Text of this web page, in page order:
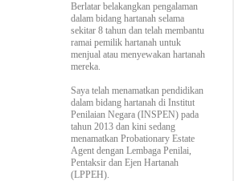
Berlatar belakangkan pengalaman
dalam bidang hartanah selama
sekitar 8 tahun dan telah membantu
ramai pemilik hartanah untuk
menjual atau menyewakan hartanah
mereka.
Saya telah menamatkan pendidikan
dalam bidang hartanah di Institut
Penilaian Negara (INSPEN) pada
tahun 2013 dan kini sedang
menamatkan Probationary Estate
Agent dengan Lembaga Penilai,
Pentaksir dan Ejen Hartanah
(LPPEH).